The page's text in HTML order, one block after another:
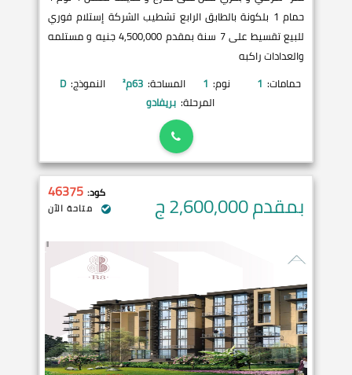
حمام 1 بلكونة بالطابق الرابع تشطيب الشركة إستلام فوري
للبيع تقسيط على 7 سنة بمقدم 4,500,000 جنيه و مستلمه
والعدادات راكبه
حمامات: 1 نوم: 1 المساحة: 63م² النموذج: D
المرحلة: بريفادو
بمقدم 2,600,000 ج كود: 46375
متاحة الآن